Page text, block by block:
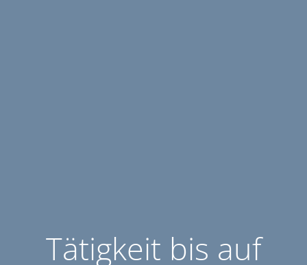
Tätigkeit bis auf